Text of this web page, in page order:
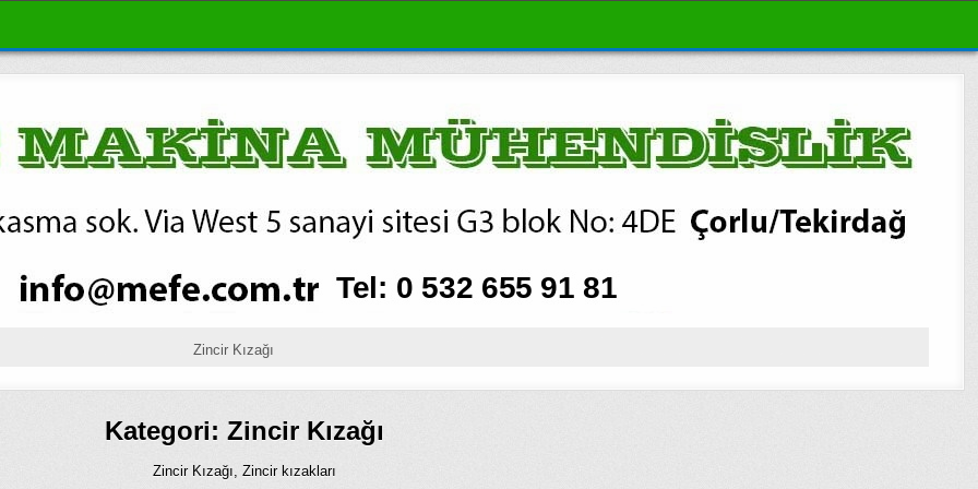
Zincir Kızağı
Kategori: Zincir Kızağı
Zincir Kızağı, Zincir kızakları